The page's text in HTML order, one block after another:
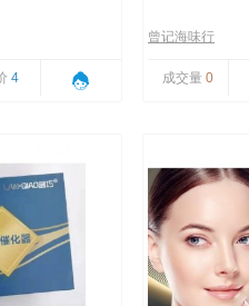
4
曾记海味行
成交量 0